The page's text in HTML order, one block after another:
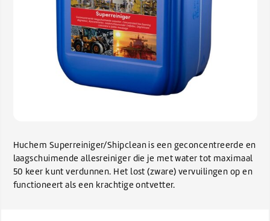
Huchem Superreiniger/Shipclean is een geconcentreerde en
laagschuimende allesreiniger die je met water tot maximaal
50 keer kunt verdunnen. Het lost (zware) vervuilingen op en
functioneert als een krachtige ontvetter.